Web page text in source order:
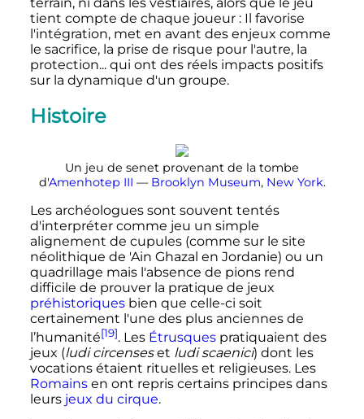
tient compte de chaque joueur : Il favorise
l'intégration, met en avant des enjeux comme
le sacrifice, la prise de risque pour l'autre, la
protection... qui ont des réels impacts positifs
sur la dynamique d'un groupe.
Histoire
Un jeu de senet provenant de la tombe
d'Amenhotep III — Brooklyn Museum, New York.
Les archéologues sont souvent tentés
d'interpréter comme jeu un simple
alignement de cupules (comme sur le site
néolithique de 'Ain Ghazal en Jordanie) ou un
quadrillage mais l'absence de pions rend
difficile de prouver la pratique de jeux
préhistoriquesbien que celle-ci soit
certainement l'une des plus anciennes de
l’humanité[19]. Les Étrusquespratiquaient des
jeux (ludi circenseset ludi scaenici) dont les
vocations étaient rituelles et religieuses. Les
Romainsen ont repris certains principes dans
leurs jeux du cirque.